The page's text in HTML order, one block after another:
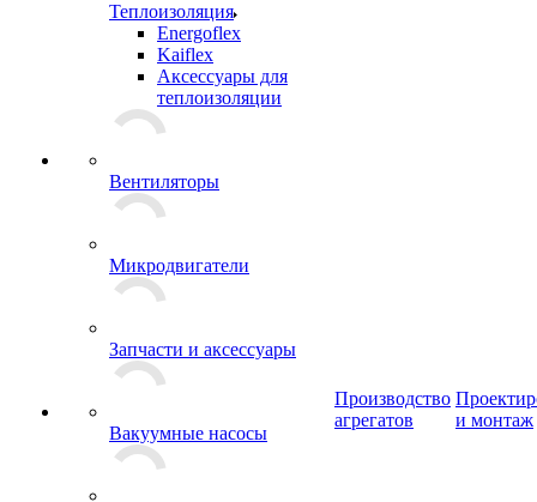
Теплоизоляция
Energoflex
Kaiflex
Аксессуары для
теплоизоляции
Вентиляторы
Микродвигатели
Запчасти и аксессуары
Вакуумные насосы
Производство
агрегатов
и монтаж